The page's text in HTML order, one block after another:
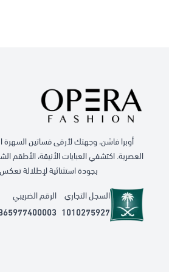
أوبرا فاشن، وجهتك لأرقى فساتين السهرة
العصرية. اكتشفي العبايات الأنيقة، الأطقم
بجودة استثنائية لإطلالة
السجل التجاري
1010275927
الرقم الضريبي